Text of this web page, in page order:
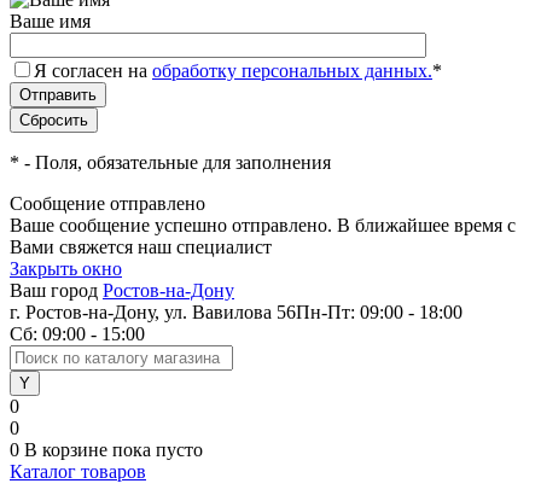
Ваше имя
Я согласен на обработку персональных данных.*
* - Поля, обязательные для заполнения
Сообщение отправлено
Ваше сообщение успешно отправлено. В ближайшее время с
Вами свяжется наш специалист
Закрыть окно
Ваш город Ростов-на-Дону
г. Ростов-на-Дону, ул. Вавилова 56Пн-Пт: 09:00 - 18:00
Сб: 09:00 - 15:00
0
0
0 В корзине пока пусто
Каталог товаров